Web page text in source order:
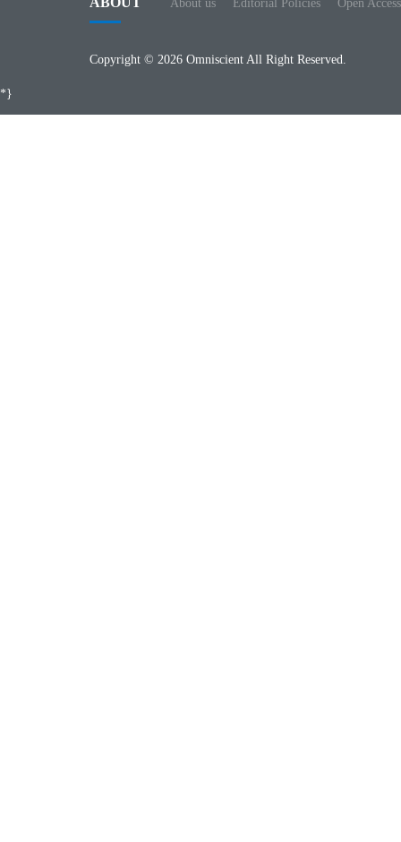
About us Editorial Policies Open
Copyright © 2026 Omniscient All Right Reserved.
*}